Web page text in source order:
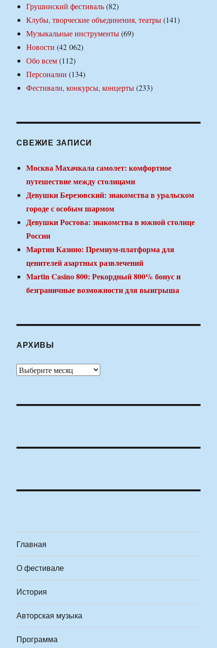
Грушинский фестиваль(82)
Клубы, творческие объединения, театры(141)
Музыкальные инструменты(69)
Новости (42 062)
Обо всем(112)
Персоналии (134)
Фестивали, конкурсы, концерты(233)
СВЕЖИЕ ЗАПИСИ
Москва Махачкала самолет: комфортное
путешествие между столицами
Девушки Березовский: знакомства в уральском
городе с особым шармом
Девушки Ростова: знакомства в южной столице
России
Мартин Казино: Премиум-платформа для
ценителей азартных развлечений
Martin Casino 800: Рекордный 800% бонус и
безграничные возможности для выигрыша
АРХИВЫ
Архивы
Главная
О фестивале
История
Авторская музыка
Программа